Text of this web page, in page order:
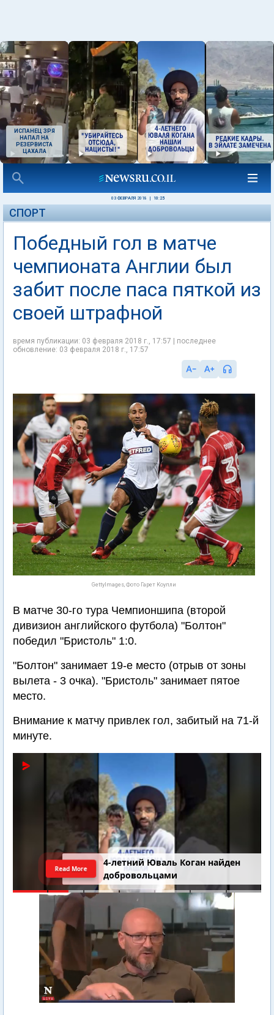
ИСПАНЕЦ ЗРЯ
НАПАЛ НА
РЕЗЕРВИСТА
ЦАХАЛА
03 ФЕВРАЛЯ 2018 10:25
СПОРТ
Победный гол в матче
чемпионата Англии был
забит после паса пяткой из
своей штрафной
время публикации: 03 февраля 2018 г., 17:57 | последнее
обновление: 03 февраля 2018 г., 17:57
GettyImages, Фото Гарет Коупли
В матче 30-го тура Чемпионшипа (второй
дивизион английского футбола) "Болтон"
победил "Бристоль" 1:0.
"Болтон" занимает 19-е место (отрыв от зоны
вылета - 3 очка). "Бристоль" занимает пятое
место.
Внимание к матчу привлек гол, забитый на 71-й
минуте.
4-летний Юваль Коган найден
добровольцами
Read More